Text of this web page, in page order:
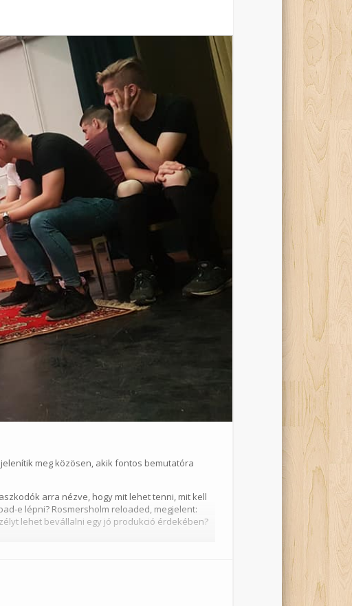
meg közösen, akik fontos bemutatóra
arra nézve, hogy mit lehet tenni, mit kell
e lépni? Rosmersholm reloaded, megjelent:
lehet bevállalni egy jó produkció érdekében?